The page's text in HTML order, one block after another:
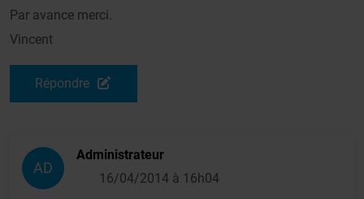
Par avance merci.
Vincent
Répondre
AD
Administrateur
16/04/2014 à 16h04